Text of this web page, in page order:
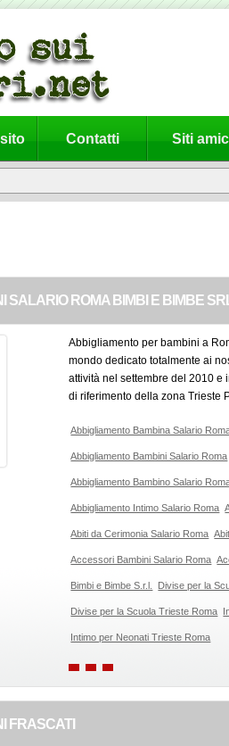
Contatti Siti
SALARIO ROMA BIMBI E BIMBE
Abbigliamento per bambini a
mondo dedicato totalmente ai
attività nel settembre del 2010 e
di riferimento della zona Trieste
Abbigliamento Bambina Salario
Abbigliamento Bambini Salario Roma
Abbigliamento Bambino Salario
Abbigliamento Intimo Salario Roma
Abiti da Cerimonia Salario Roma
Accessori Bambini Salario Roma
Bimbi e Bimbe S.r.l. Divise per la
Divise per la Scuola Trieste Roma
Intimo per Neonati Trieste Roma
FRASCATI